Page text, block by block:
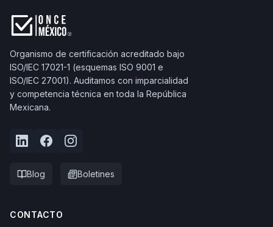
Organismo de certificación acreditado bajo
ISO/IEC 17021-1 (esquemas ISO 9001 e
ISO/IEC 27001). Auditamos con imparcialidad
y competencia técnica en toda la República
Mexicana.
Blog Boletines
CONTACTO